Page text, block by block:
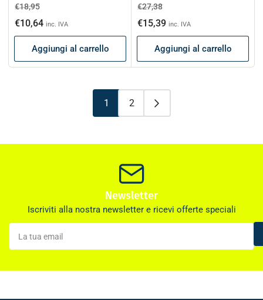
Prezzo
di
listino
€18,95Prezzo
scontato
€10,64 inc. IVA
Aggiungi al carrello
Prezzo
di
listino
€27,38Prezzo
scontato
€15,39 inc. IVA
Aggiungi al carrello
1 2
Newsletter
Iscriviti alla nostra newsletter e ricevi offerte speciali
La
tua
email